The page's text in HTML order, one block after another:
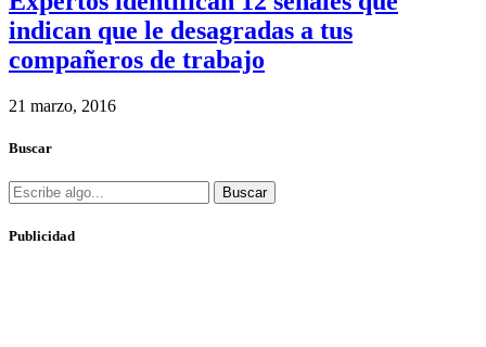
indican que le desagradas a tus
compañeros de trabajo
21 marzo, 2016
Buscar
Buscar
Publicidad